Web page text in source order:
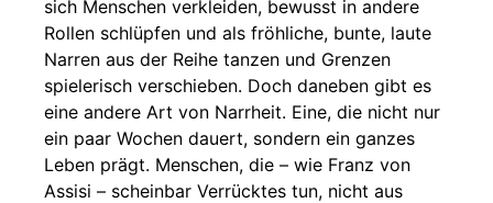
sich Menschen verkleiden, bewusst in andere
Rollen schlüpfen und als fröhliche, bunte, laute
Narren aus der Reihe tanzen und Grenzen
spielerisch verschieben. Doch daneben gibt es
eine andere Art von Narrheit. Eine, die nicht nur
ein paar Wochen dauert, sondern ein ganzes
Leben prägt. Menschen, die – wie Franz von
Assisi – scheinbar Verrücktes tun, nicht aus